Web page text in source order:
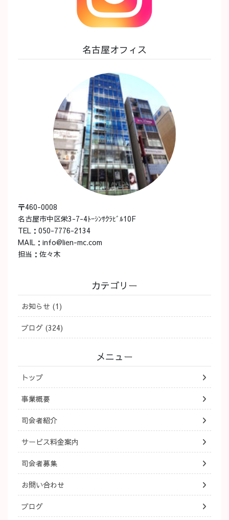
名古屋オフィス
〒460-0008
名古屋市中区栄3-7-4ﾄｰｼﾝｻｸﾗﾋﾞﾙ10F
TEL：050-7776-2134
MAIL：info@lien-mc.com
担当：佐々木
カテゴリー
お知らせ (1)
ブログ (324)
メニュー
トップ
事業概要
司会者紹介
サービス料金案内
司会者募集
お問い合わせ
ブログ